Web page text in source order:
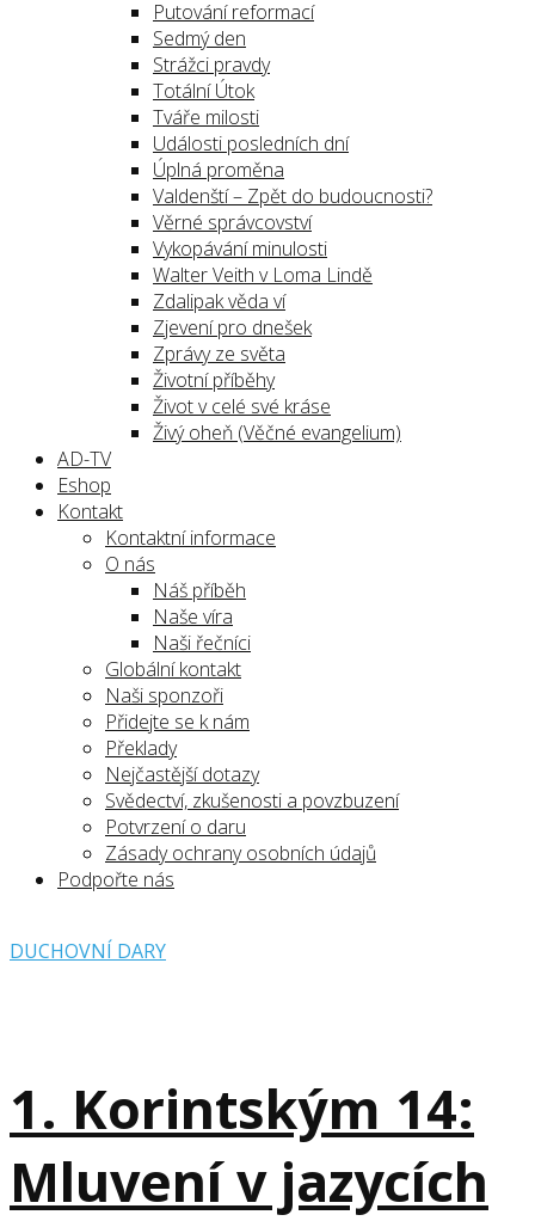
Putování reformací
Sedmý den
Strážci pravdy
Totální Útok
Tváře milosti
Události posledních dní
Úplná proměna
Valdenští – Zpět do budoucnosti?
Věrné správcovství
Vykopávání minulosti
Walter Veith v Loma Lindě
Zdalipak věda ví
Zjevení pro dnešek
Zprávy ze světa
Životní příběhy
Život v celé své kráse
Živý oheň (Věčné evangelium)
AD-TV
Eshop
Kontakt
Kontaktní informace
O nás
Náš příběh
Naše víra
Naši řečníci
Globální kontakt
Naši sponzoři
Přidejte se k nám
Překlady
Nejčastější dotazy
Svědectví, zkušenosti a povzbuzení
Potvrzení o daru
Zásady ochrany osobních údajů
Podpořte nás
DUCHOVNÍ DARY
1. Korintským 14:
Mluvení v jazycích